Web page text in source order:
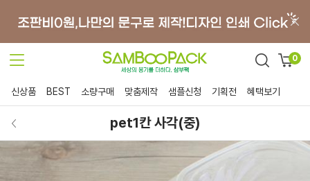
0
신상품 BEST 소량구매 맞춤제작 샘플신청 기획전 혜택보기
pet1칸 사각(중)